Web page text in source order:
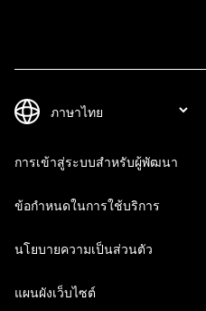
การเข้าสู่ระบบสำหรับผู้พัฒนา
ข้อกำหนดในการใช้บริการ
นโยบายความเป็นส่วนตัว
แผนผังเว็บไซต์